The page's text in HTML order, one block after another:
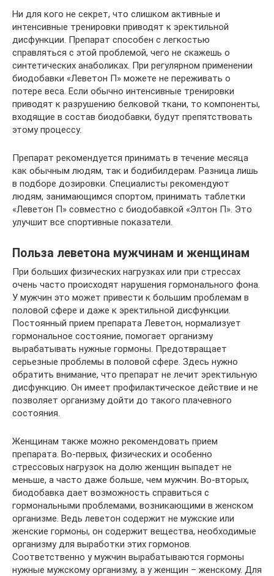
Ни для кого не секрет, что слишком активные и
интенсивные тренировки приводят к эректильной
дисфункции. Препарат способен с легкостью
справляться с этой проблемой, чего не скажешь о
синтетических анаболиках. При регулярном применении
биодобавки «Леветон П» можете не переживать о
потере веса. Если обычно интенсивные тренировки
приводят к разрушению белковой ткани, то компоненты,
входящие в состав биодобавки, будут препятствовать
этому процессу.
Препарат рекомендуется принимать в течение месяца
как обычным людям, так и бодибилдерам. Разница лишь
в подборе дозировки. Специалисты рекомендуют
людям, занимающимся спортом, принимать таблетки
«Леветон П» совместно с биодобавкой «Элтон П». Это
улучшит все спортивные показатели.
Польза леветона мужчинам и женщинам
При больших физических нагрузках или при стрессах
очень часто происходят нарушения гормонального фона.
У мужчин это может привести к большим проблемам в
половой сфере и даже к эректильной дисфункции.
Постоянный прием препарата Леветон, нормализует
гормональное состояние, помогает организму
вырабатывать нужные гормоны. Предотвращает
серьезные проблемы в половой сфере. Здесь нужно
обратить внимание, что препарат не лечит эректильную
дисфункцию. Он имеет профилактическое действие и не
позволяет организму дойти до такого плачевного
состояния.
Женщинам также можно рекомендовать прием
препарата. Во-первых, физических и особенно
стрессовых нагрузок на долю женщин выпадет не
меньше, а часто даже больше, чем мужчин. Во-вторых,
биодобавка дает возможность справиться с
гормональными проблемами, возникающими в женском
организме. Ведь леветон содержит не мужские или
женские гормоны, он содержит вещества, необходимые
организму для выработки этих гормонов.
Соответственно у мужчин вырабатываются гормоны
нужные мужскому организму, а у женщин – женскому. Для